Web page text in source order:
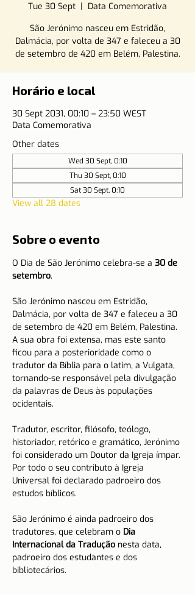
Tue 30 Sept
  |
Data Comemorativa
São Jerónimo nasceu em Estridão,
Dalmácia, por volta de 347 e faleceu a 30
de setembro de 420 em Belém, Palestina.
Horário e local
30 Sept 2031, 00:10 – 23:50 WEST
Data Comemorativa
Other dates
Wed 30 Sept, 0:10
Thu 30 Sept, 0:10
Sat 30 Sept, 0:10
View all 28 dates
Sobre o evento
O Dia de São Jerónimo celebra-se a 30 de
setembro.
São Jerónimo nasceu em Estridão,
Dalmácia, por volta de 347 e faleceu a 30
de setembro de 420 em Belém, Palestina.
A sua obra foi extensa, mas este santo
ficou para a posterioridade como o
tradutor da Bíblia para o latim, a Vulgata,
tornando-se responsável pela divulgação
da palavras de Deus às populações
ocidentais.
Tradutor, escritor, filósofo, teólogo,
historiador, retórico e gramático, Jerónimo
foi considerado um Doutor da Igreja ímpar.
Por todo o seu contributo à Igreja
Universal foi declarado padroeiro dos
estudos bíblicos.
São Jerónimo é ainda padroeiro dos
tradutores, que celebram o Dia
Internacional da Tradução nesta data,
padroeiro dos estudantes e dos
bibliotecários.